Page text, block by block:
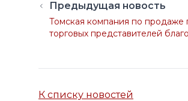
Предыдущая новость
Томская компания по продаже
торговых представителей
К списку новостей